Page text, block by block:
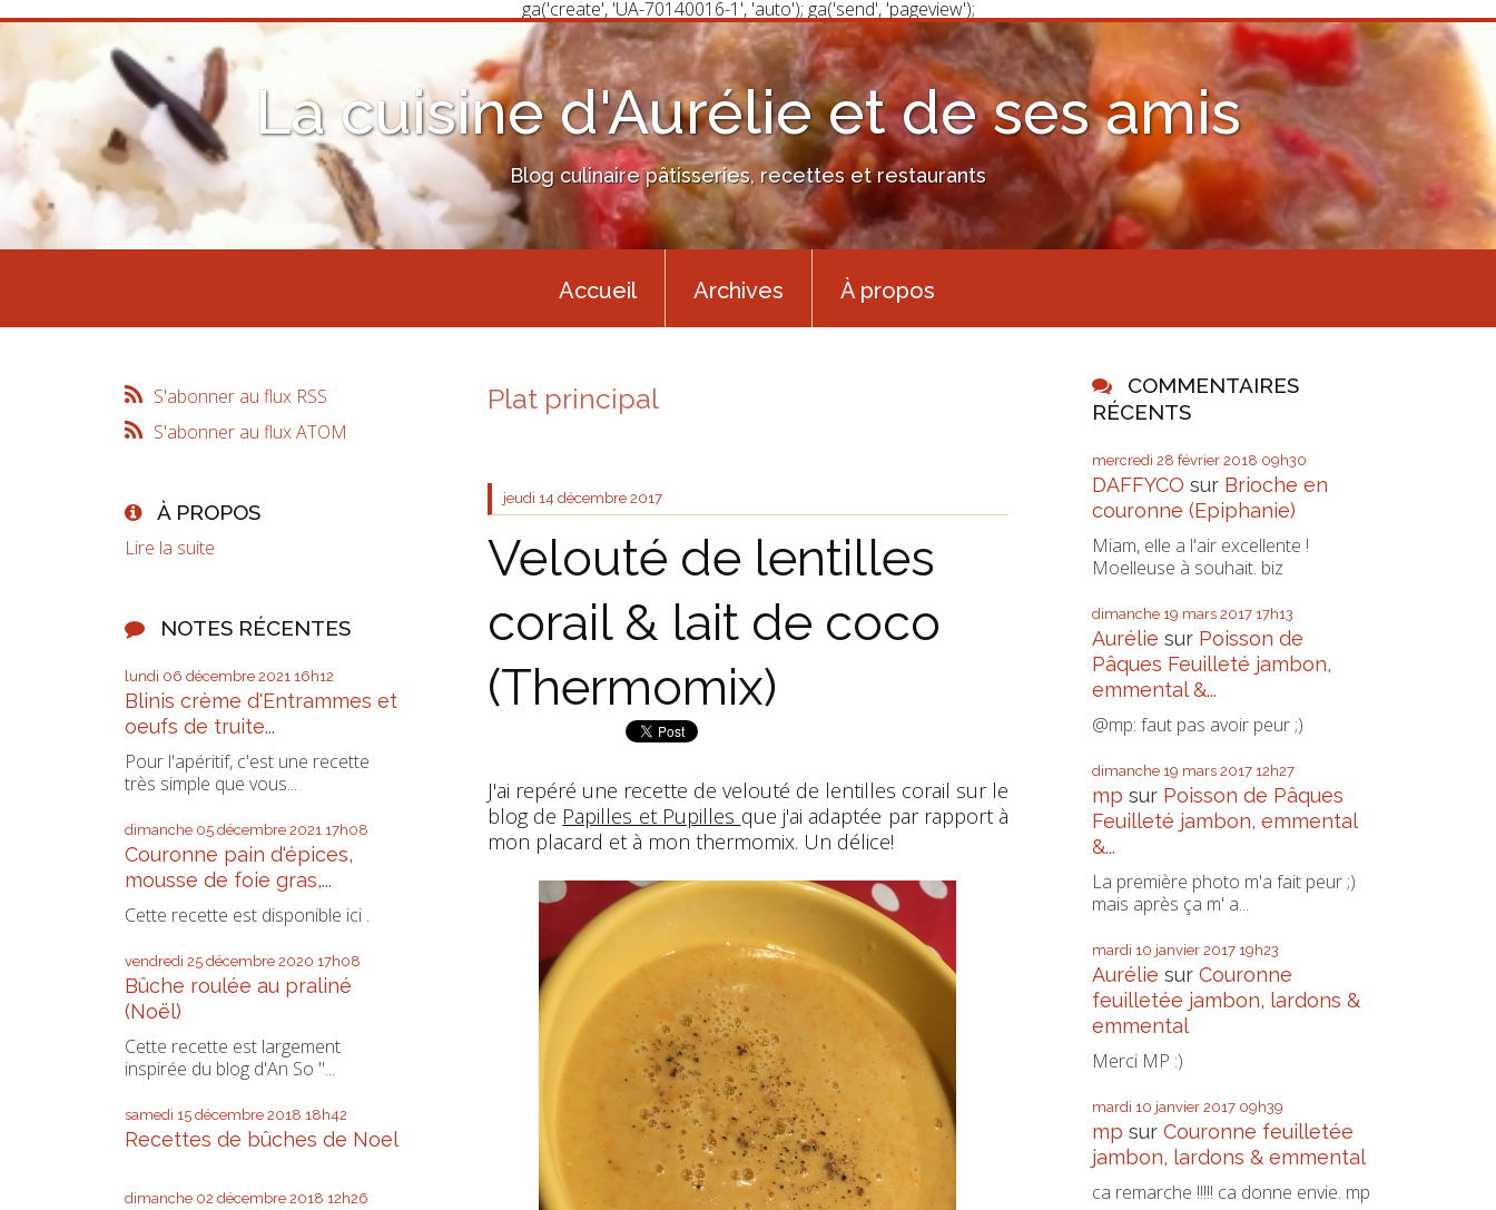
ga('create', 'UA-70140016-1', 'auto'); ga('send', 'pageview');
La cuisine d'Aurélie et de ses amis
Blog culinaire pâtisseries, recettes et restaurants
Accueil Archives À propos
S'abonner au flux RSS
S'abonner au flux ATOM
À PROPOS
Lire la suite
NOTES RÉCENTES
lundi 06 décembre 2021 16h12
Blinis crème d'Entrammes et
oeufs de truite...
Pour l'apéritif, c'est une recette
très simple que vous...
dimanche 05 décembre 2021 17h08
Couronne pain d'épices,
mousse de foie gras,...
Cette recette est disponible ici .
vendredi 25 décembre 2020 17h08
Bûche roulée au praliné
(Noël)
Cette recette est largement
inspirée du blog d'An So "...
samedi 15 décembre 2018 18h42
Recettes de bûches de Noel
dimanche 02 décembre 2018 12h26
Plat principal
jeudi 14 décembre 2017
Velouté de lentilles
corail & lait de coco
(Thermomix)
J'ai repéré une recette de velouté de lentilles corail sur le
blog de Papilles et Pupilles que j'ai adaptée par rapport à
mon placard et à mon thermomix. Un délice!
COMMENTAIRES
RÉCENTS
mercredi 28 février 2018 09h30
DAFFYCO sur Brioche en
couronne (Epiphanie)
Miam, elle a l'air excellente !
Moelleuse à souhait. biz
dimanche 19 mars 2017 17h13
Aurélie sur Poisson de
Pâques Feuilleté jambon,
emmental &...
@mp: faut pas avoir peur ;)
dimanche 19 mars 2017 12h27
mp sur Poisson de Pâques
Feuilleté jambon, emmental
&...
La première photo m'a fait peur ;)
mais après ça m' a...
mardi 10 janvier 2017 19h23
Aurélie sur Couronne
feuilletée jambon, lardons &
emmental
Merci MP :)
mardi 10 janvier 2017 09h39
mp sur Couronne feuilletée
jambon, lardons & emmental
ca remarche !!!!! ca donne envie. mp